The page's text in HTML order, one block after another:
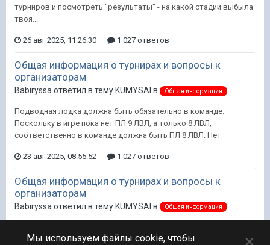
турниров и посмотреть "результаты" - на какой стадии выбыла
твоя...
26 авг 2025, 11:26:30 1 027 ответов
Общая информация о турнирах и вопросы к
организаторам
Babiryssa ответил в тему KUMYSAI в Общая информация
Подводная лодка должна быть обязательно в команде.
Поскольку в игре пока нет ПЛ 9 ЛВЛ, а только 8 ЛВЛ,
соответственно в команде должна быть ПЛ 8 ЛВЛ. Нет
23 авг 2025, 08:55:52 1 027 ответов
Общая информация о турнирах и вопросы к
организаторам
Babiryssa ответил в тему KUMYSAI в Общая информация
турнира делать более подробную таблицу с результатами, что
Мы используем файлы cookie, чтобы ×